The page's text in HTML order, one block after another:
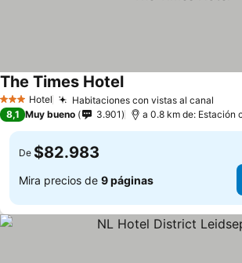
3 Estrellas
Hotel Habitaciones con vistas al canal
The Times Hotel
8,1 Muy bueno 3.901
De $82.983
Mira precios de 9 páginas